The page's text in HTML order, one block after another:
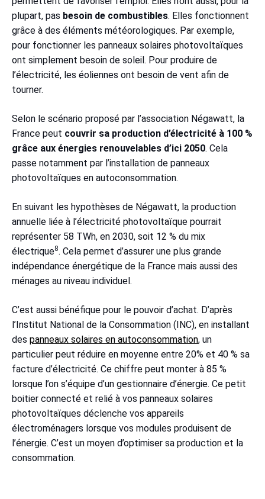
plupart, pas besoin de combustibles. Elles fonctionnent
grâce à des éléments météorologiques. Par exemple,
pour fonctionner les panneaux solaires photovoltaïques
ont simplement besoin de soleil. Pour produire de
l’électricité, les éoliennes ont besoin de vent afin de
tourner.
Selon le scénario proposé par l’association Négawatt, la
France peut couvrir sa production d’électricité à 100 %
grâce aux énergies renouvelables d’ici 2050. Cela
passe notamment par l’installation de panneaux
photovoltaïques en autoconsommation.
En suivant les hypothèses de Négawatt, la production
annuelle liée à l’électricité photovoltaïque pourrait
représenter 58 TWh, en 2030, soit 12 % du mix
électrique8. Cela permet d’assurer une plus grande
indépendance énergétique de la France mais aussi des
ménages au niveau individuel.
C’est aussi bénéfique pour le pouvoir d’achat. D’après
l’Institut National de la Consommation (INC), en installant
des panneaux solaires en autoconsommation, un
particulier peut réduire en moyenne entre 20% et 40 % sa
facture d’électricité. Ce chiffre peut monter à 85 %
lorsque l’on s’équipe d’un gestionnaire d’énergie. Ce petit
boitier connecté et relié à vos panneaux solaires
photovoltaïques déclenche vos appareils
électroménagers lorsque vos modules produisent de
l’énergie. C’est un moyen d’optimiser sa production et la
consommation.